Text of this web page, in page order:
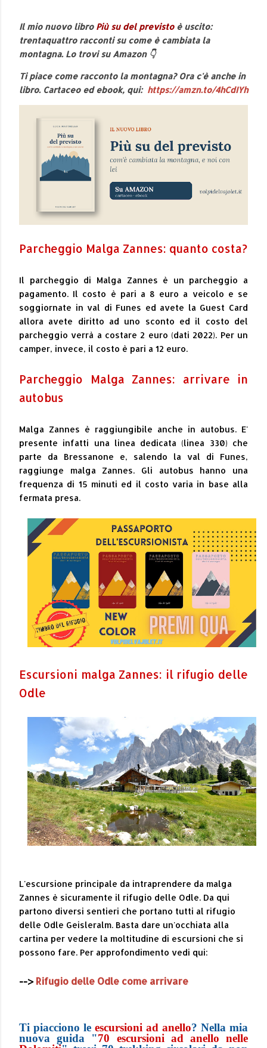
Il mio nuovo libro Più su del previstoè uscito:
trentaquattro racconti su come è cambiata la
montagna. Lo trovi su Amazon 👇
Ti piace come racconto la montagna? Ora c'è anche in
libro. Cartaceo ed ebook, qui: https://amzn.to/4hCdIYh
Parcheggio Malga Zannes: quanto costa?
Il parcheggio di Malga Zannes è un parcheggio a
pagamento. Il costo è pari a 8 euro a veicolo e se
soggiornate in val di Funes ed avete la Guest Card
allora avete diritto ad uno sconto ed il costo del
parcheggio verrà a costare 2 euro (dati 2022). Per un
camper, invece, il costo è pari a 12 euro.
Parcheggio Malga Zannes: arrivare in
autobus
Malga Zannes è raggiungibile anche in autobus. E'
presente infatti una linea dedicata (linea 330) che
parte da Bressanone e, salendo la val di Funes,
raggiunge malga Zannes. Gli autobus hanno una
frequenza di 15 minuti ed il costo varia in base alla
fermata presa.
Escursioni malga Zannes: il rifugio delle
Odle
L'escursione principale da intraprendere da malga
Zannes è sicuramente il rifugio delle Odle. Da qui
partono diversi sentieri che portano tutti al rifugio
delle Odle Geisleralm. Basta dare un'occhiata alla
cartina per vedere la moltitudine di escursioni che si
possono fare. Per approfondimento vedi qui:
-->Rifugio delle Odle come arrivare
Ti piacciono le escursioni ad anello? Nella mia
nuova guida "70 escursioni ad anello nelle